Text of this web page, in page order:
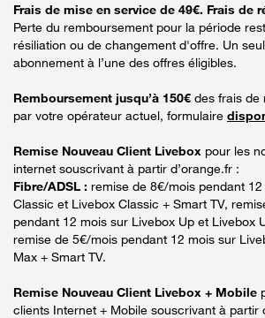
Frais de mise en service de 49€. Frais de
Perte du remboursement pour la période
résiliation ou de changement d'offre. Un
abonnement à l’une des offres éligibles.
Remboursement jusqu’à 150€ des frais de
par votre opérateur actuel, formulaire
Remise Nouveau Client Livebox pour les
internet souscrivant à partir d’orange.fr :
Fibre/ADSL : remise de 8€/mois pendant
Classic et Livebox Classic + Smart TV,
pendant 12 mois sur Livebox Up et Livebox
remise de 5€/mois pendant 12 mois sur
Max + Smart TV.
Remise Nouveau Client Livebox + Mobile
clients Internet + Mobile souscrivant à partir